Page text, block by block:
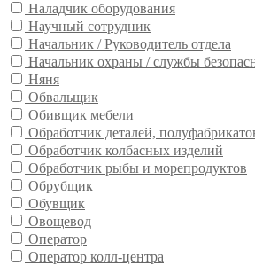
Наладчик оборудования
Научный сотрудник
Начальник / Руководитель отдела
Начальник охраны / службы
Няня
Обвальщик
Обивщик мебели
Обработчик деталей,
Обработчик колбасных изделий
Обработчик рыбы и морепродуктов
Обрубщик
Обувщик
Овощевод
Оператор
Оператор колл-центра